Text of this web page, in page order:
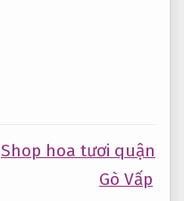
Shop hoa tươi quận
Gò Vấp